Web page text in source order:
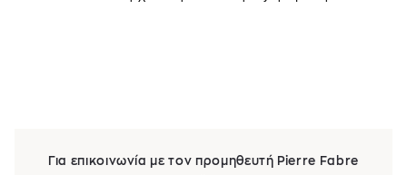
Για επικοινωνία με τον προμηθευτή Pierre Fabre